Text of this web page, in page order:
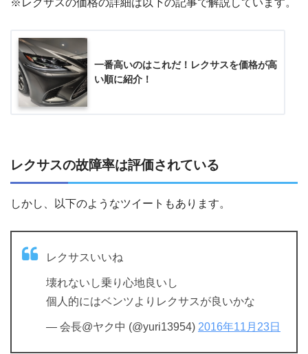
一番高いのはこれだ！レクサスを価格が高
い順に紹介！
レクサスの故障率は評価されている
しかし、以下のようなツイートもあります。
レクサスいいね
壊れないし乗り心地良いし
個人的にはベンツよりレクサスが良いかな
— 会長@ヤク中 (@yuri13954) 2016年11月23日